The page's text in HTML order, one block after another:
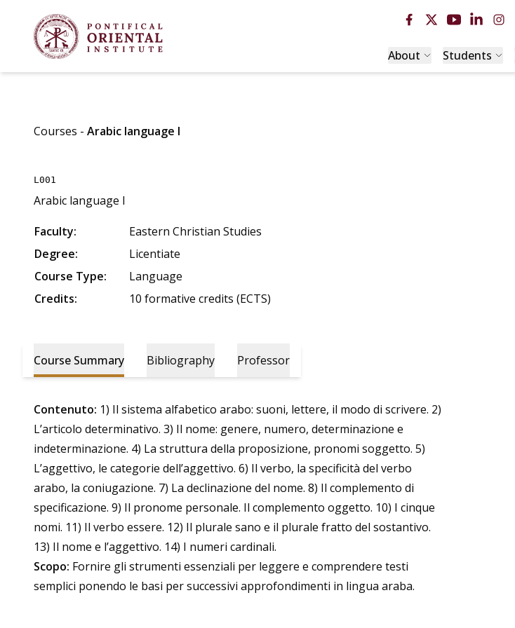
About Students
Courses - Arabic language I
L001
Arabic language I
Faculty:
Eastern Christian Studies
Degree:
Licentiate
Course Type:
Language
Credits: 10 formative credits (ECTS)
Course Summary Bibliography Professor
Contenuto: 1) Il sistema alfabetico arabo: suoni, lettere, il modo di scrivere. 2)
L’articolo determinativo. 3) Il nome: genere, numero, determinazione e
indeterminazione. 4) La struttura della proposizione, pronomi soggetto. 5)
L’aggettivo, le categorie dell’aggettivo. 6) Il verbo, la specificità del verbo
arabo, la coniugazione. 7) La declinazione del nome. 8) Il complemento di
specificazione. 9) Il pronome personale. Il complemento oggetto. 10) I cinque
nomi. 11) Il verbo essere. 12) Il plurale sano e il plurale fratto del sostantivo.
13) Il nome e l’aggettivo. 14) I numeri cardinali.
Scopo: Fornire gli strumenti essenziali per leggere e comprendere testi
semplici ponendo le basi per successivi approfondimenti in lingua araba.